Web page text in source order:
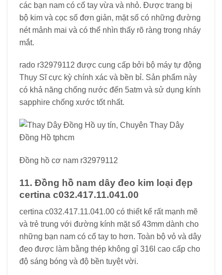
các bạn nam có cổ tay vừa và nhỏ. Được trang bị
bộ kim và cọc số đơn giản, mặt số có những đường
nét mảnh mai và có thể nhìn thấy rõ ràng trong nháy
mắt.
rado r32979112 được cung cấp bởi bộ máy tự động
Thụy Sĩ cực kỳ chính xác và bền bỉ. Sản phẩm này
có khả năng chống nước đến 5atm và sử dụng kính
sapphire chống xước tốt nhất.
Đồng hồ cơ nam r32979112
11. Đồng hồ nam dây đeo kim loại đẹp
certina c032.417.11.041.00
certina c032.417.11.041.00 có thiết kế rất mạnh mẽ
và trẻ trung với đường kính mặt số 43mm dành cho
những bạn nam có cổ tay to hơn. Toàn bộ vỏ và dây
đeo được làm bằng thép không gỉ 316l cao cấp cho
độ sáng bóng và độ bền tuyệt vời.